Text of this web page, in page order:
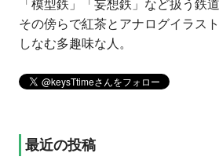
「模型鉄」「妄想鉄」など扱う鉄
その傍らで紅茶とアナログイラス
しなむ多趣味な人。
最近の投稿